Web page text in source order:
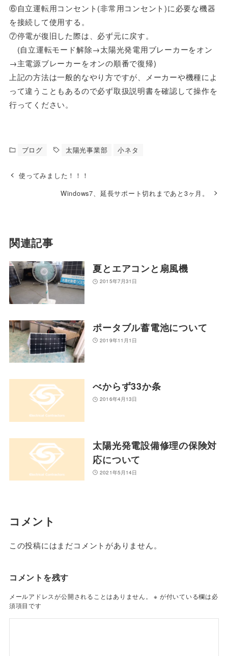
⑥自立運転用コンセント(非常用コンセント)に必要な機器
を接続して使用する。
⑦停電が復旧した際は、必ず元に戻す。
(自立運転モード解除→太陽光発電用ブレーカーをオン
→主電源ブレーカーをオンの順番で復帰)
上記の方法は一般的なやり方ですが、メーカーや機種によ
って違うこともあるので必ず取扱説明書を確認して操作を
行ってください。
ブログ 太陽光事業部 小ネタ
使ってみました！！！
Windows7、延長サポート切れまであと3ヶ月。
関連記事
夏とエアコンと扇風機
2015年7月31日
ポータブル蓄電池について
2019年11月1日
べからず33か条
2016年4月13日
太陽光発電設備修理の保険対
応について
2021年5月14日
コメント
この投稿にはまだコメントがありません。
コメントを残す
メールアドレスが公開されることはありません。 ※ が付いている欄は必
須項目です